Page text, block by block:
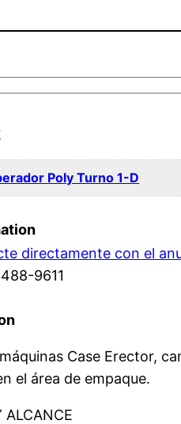
Poly Turno 1-D
directamente con el
9611
Case Erector,
el área de empaque.
ALCANCE